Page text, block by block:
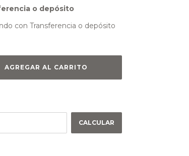
o depósito
con Transferencia o depósito
CALCULAR